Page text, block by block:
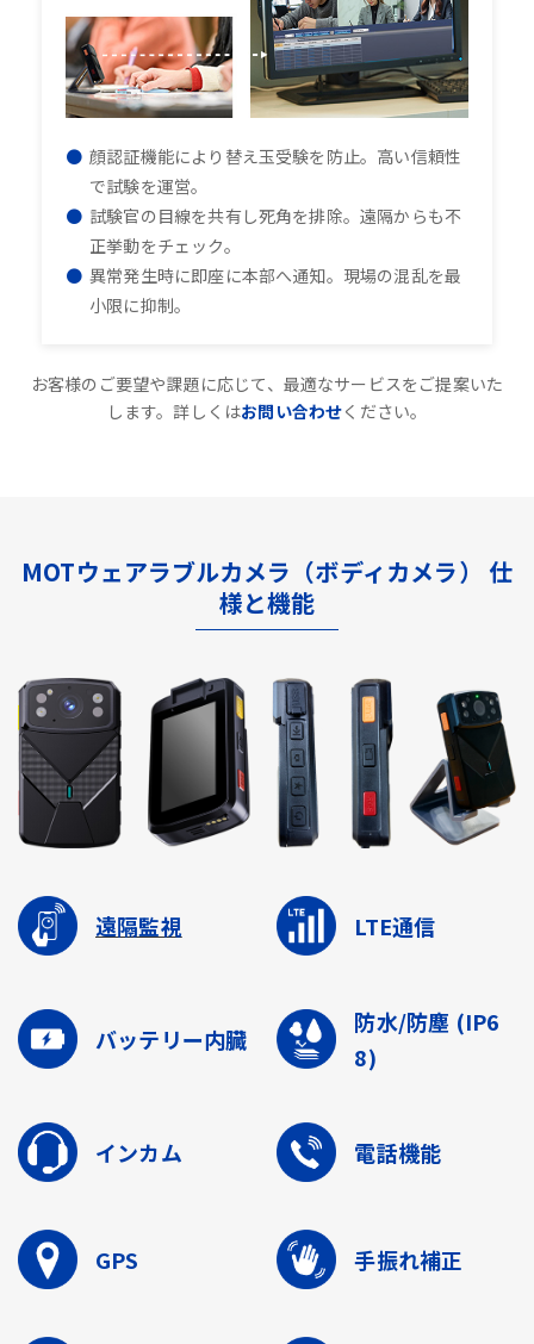
顔認証機能により替え玉受験を防止。高い信頼性
で試験を運営。
試験官の目線を共有し死角を排除。遠隔からも不
正挙動をチェック。
異常発生時に即座に本部へ通知。現場の混乱を最
小限に抑制。
お客様のご要望や課題に応じて、最適なサービスをご提案いた
します。詳しくはお問い合わせください。
MOTウェアラブルカメラ（ボディカメラ） 仕
様と機能
遠隔監視 LTE通信
バッテリー内臓
防水/防塵 (IP6
8)
インカム 電話機能
GPS 手振れ補正